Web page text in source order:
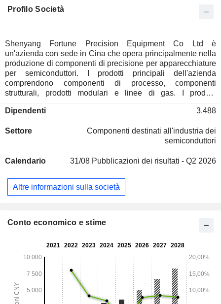
Profilo Società
Shenyang Fortune Precision Equipment Co Ltd è
un'azienda con sede in Cina che opera principalmente nella
produzione di componenti di precisione per apparecchiature
per semiconduttori. I prodotti principali dell'azienda
comprendono componenti di processo, componenti
strutturali, prodotti modulari e linee di gas. I prodotti
apparecchiature di incisione, di deposizione di film sottili e
apparecchiature per semiconduttori, delle apparecchiature
pan-semiconduttori e in altri ambiti. L'azienda svolge la
Dipendenti 3.488
Settore
Componenti destinati all'industria dei
semiconduttori
Calendario 31/08 Pubblicazioni dei risultati - Q2 2026
Altre informazioni sulla società
Conto economico e stime